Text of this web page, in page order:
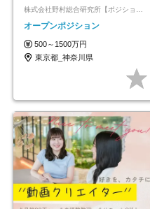
オープンポジション
500～1500万円
東京都_神奈川県